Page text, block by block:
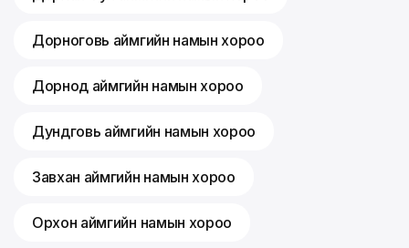
Дорноговь аймгийн намын хороо
Дорнод аймгийн намын хороо
Дундговь аймгийн намын хороо
Завхан аймгийн намын хороо
Орхон аймгийн намын хороо